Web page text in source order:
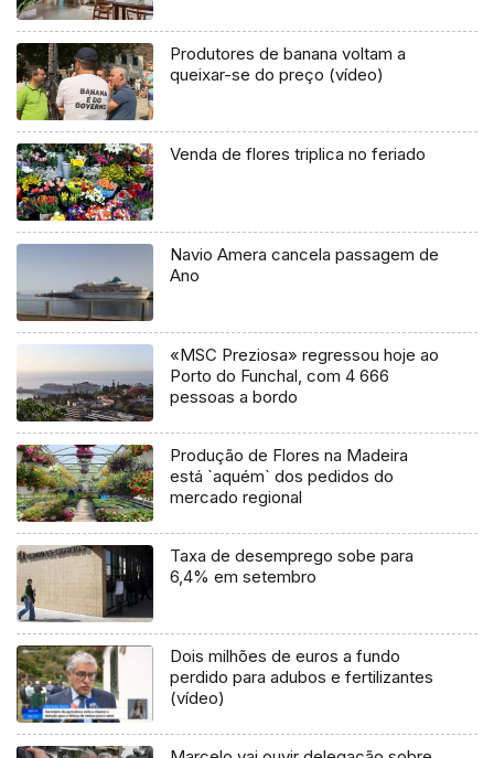
Produtores de banana voltam a
queixar-se do preço (vídeo)
Venda de flores triplica no feriado
Navio Amera cancela passagem de
Ano
«MSC Preziosa» regressou hoje ao
Porto do Funchal, com 4 666
pessoas a bordo
Produção de Flores na Madeira
está `aquém` dos pedidos do
mercado regional
Taxa de desemprego sobe para
6,4% em setembro
Dois milhões de euros a fundo
perdido para adubos e fertilizantes
(vídeo)